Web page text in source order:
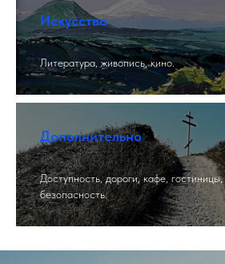
Искусство
Литература, живопись, кино.
Дополнительно
Доступность, дороги, кафе,
безопасность.